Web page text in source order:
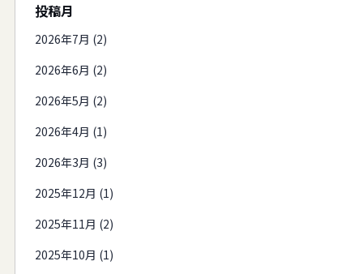
投稿月
2026年7月 (2)
2026年6月 (2)
2026年5月 (2)
2026年4月 (1)
2026年3月 (3)
2025年12月 (1)
2025年11月 (2)
2025年10月 (1)